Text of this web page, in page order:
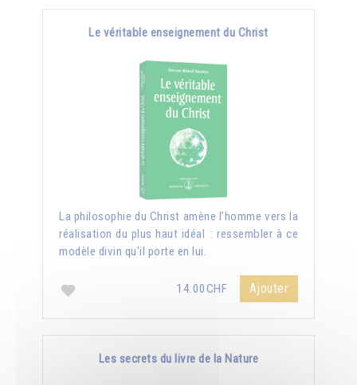
Le véritable enseignement du Christ
La philosophie du Christ amène l’homme vers la
réalisation du plus haut idéal : ressembler à ce
modèle divin qu’il porte en lui.
14.00CHF Ajouter
Les secrets du livre de la Nature